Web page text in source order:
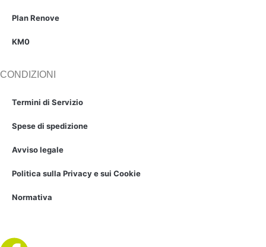
Plan Renove
KM0
CONDIZIONI
Termini di Servizio
Spese di spedizione
Avviso legale
Politica sulla Privacy e sui Cookie
Normativa